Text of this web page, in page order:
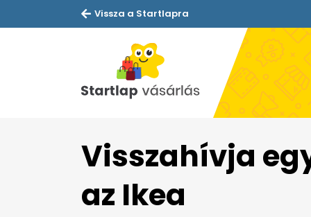
Vissza a Startlapra
Visszahívja
az Ikea